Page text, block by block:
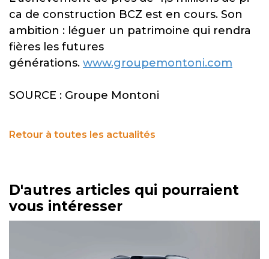
ca de construction BCZ est en cours. Son
ambition : léguer un patrimoine qui rendra
fières les futures
générations. www.groupemontoni.com
​SOURCE : Groupe Montoni
Retour à toutes les actualités
D'autres articles qui pourraient
vous intéresser